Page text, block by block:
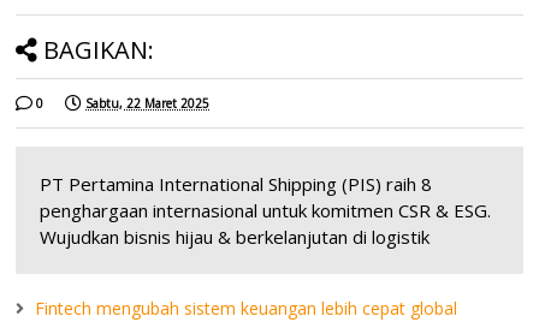
BAGIKAN:
0 Sabtu, 22 Maret 2025
PT Pertamina International Shipping (PIS) raih 8
penghargaan internasional untuk komitmen CSR & ESG.
Wujudkan bisnis hijau & berkelanjutan di logistik
Fintech mengubah sistem keuangan lebih cepat global